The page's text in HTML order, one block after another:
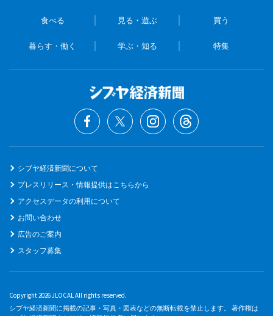
食べる 見る・遊ぶ 買う
暮らす・働く 学ぶ・知る 特集
シブヤ経済新聞について
プレスリリース・情報提供はこちらから
アクセスデータの利用について
お問い合わせ
広告のご案内
スタッフ募集
Copyright 2026 JLOCAL All rights reserved.
シブヤ経済新聞に掲載の記事・写真・図表などの無断転載を禁止します。 著作権は